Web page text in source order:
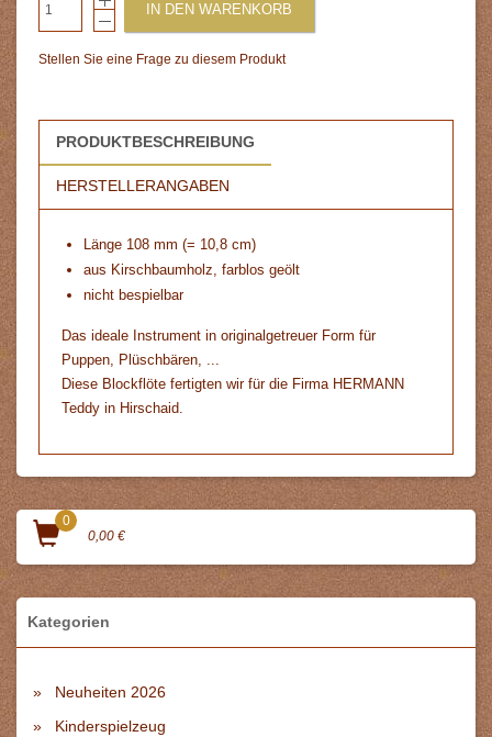
IN DEN WARENKORB
Stellen Sie eine Frage zu diesem Produkt
PRODUKTBESCHREIBUNG
HERSTELLERANGABEN
Länge 108 mm (= 10,8 cm)
aus Kirschbaumholz, farblos geölt
nicht bespielbar
Das ideale Instrument in originalgetreuer Form für
Puppen, Plüschbären, ...
Diese Blockflöte fertigten wir für die Firma HERMANN
Teddy in Hirschaid.
0
0,00 €
Kategorien
Neuheiten 2026
Kinderspielzeug